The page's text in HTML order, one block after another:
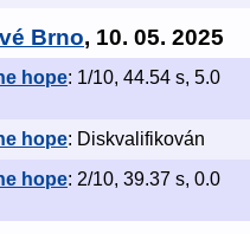
Brno, 10. 05. 2025
hope: 1/10, 44.54 s, 5.0
hope: Diskvalifikován
hope: 2/10, 39.37 s, 0.0